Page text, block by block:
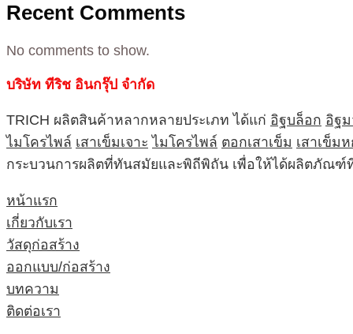
Recent Comments
No comments to show.
บริษัท ทีริช อินกรุ๊ป จำกัด
TRICH ผลิตสินค้าหลากหลายประเภท ได้แก่ อิฐบล็อก อิฐม
ไมโครไพล์ เสาเข็มเจาะ ไมโครไพล์ ตอกเสาเข็ม เสาเข็ม
กระบวนการผลิตที่ทันสมัยและพิถีพิถัน เพื่อให้ได้ผลิตภัณฑ์
หน้าแรก
เกี่ยวกับเรา
วัสดุก่อสร้าง
ออกแบบ/ก่อสร้าง
บทความ
ติดต่อเรา